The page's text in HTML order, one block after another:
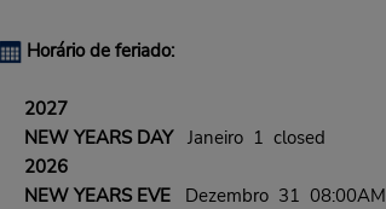
Horário de feriado:
2027
NEW YEARS DAYJaneiro 1 closed
2026
NEW YEARS EVEDezembro 31 08:00AM